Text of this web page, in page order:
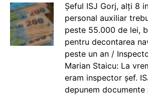
Șeful ISJ Gorj, alți 8
personal auxiliar
peste 55.000 de lei,
pentru decontarea
peste un an /
Marian Staicu: La
eram inspector șef.
depunem documente